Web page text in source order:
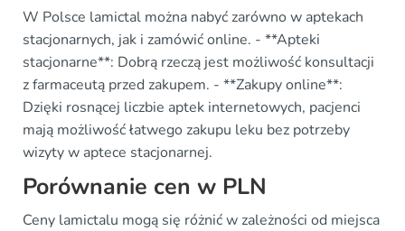
W Polsce lamictal można nabyć zarówno w aptekach
stacjonarnych, jak i zamówić online. - **Apteki
stacjonarne**: Dobrą rzeczą jest możliwość konsultacji
z farmaceutą przed zakupem. - **Zakupy online**:
Dzięki rosnącej liczbie aptek internetowych, pacjenci
mają możliwość łatwego zakupu leku bez potrzeby
wizyty w aptece stacjonarnej.
Porównanie cen w PLN
Ceny lamictalu mogą się różnić w zależności od miejsca